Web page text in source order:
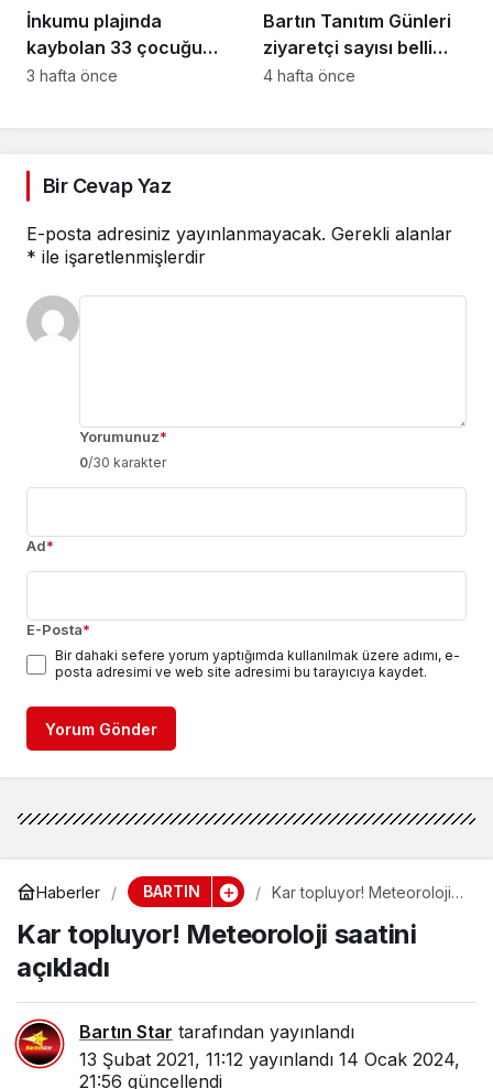
İnkumu plajında
kaybolan 33 çocuğu
onlar buldu
3 hafta önce
Bartın Tanıtım Günleri
ziyaretçi sayısı belli
oldu
4 hafta önce
Bir Cevap Yaz
E-posta adresiniz yayınlanmayacak. Gerekli alanlar
* ile işaretlenmişlerdir
Yorumunuz*
0/30 karakter
Ad*
E-Posta*
Bir dahaki sefere yorum yaptığımda kullanılmak üzere adımı, e-
posta adresimi ve web site adresimi bu tarayıcıya kaydet.
Yorum Gönder
Haberler BARTIN
Kar topluyor! Meteoroloji
Kar topluyor! Meteoroloji saatini
açıkladı
Bartın Star tarafından yayınlandı
13 Şubat 2021, 11:12 yayınlandı 14 Ocak 2024,
21:56 güncellendi